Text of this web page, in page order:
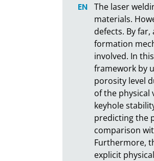
The laser
materials.
defects. By
formation
involved. In
framework by
porosity level
of the physical
keyhole
predicting the
comparison
Furthermore,
explicit physical